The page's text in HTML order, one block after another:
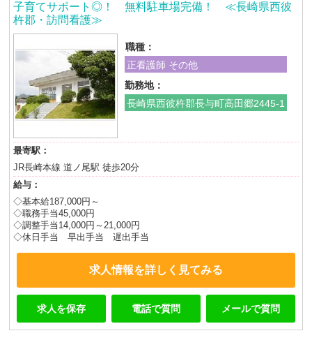
子育てサポート◎！ 無料駐車場完備！ ≪長崎県西彼
杵郡・訪問看護≫
職種：
正看護師 その他
勤務地：
長崎県西彼杵郡長与町高田郷2445-1
最寄駅：
JR長崎本線 道ノ尾駅 徒歩20分
給与：
◇基本給187,000円～
◇職務手当45,000円
◇調整手当14,000円～21,000円
◇休日手当 早出手当 遅出手当
求人情報を詳しく見てみる
求人を保存 電話で質問 メールで質問